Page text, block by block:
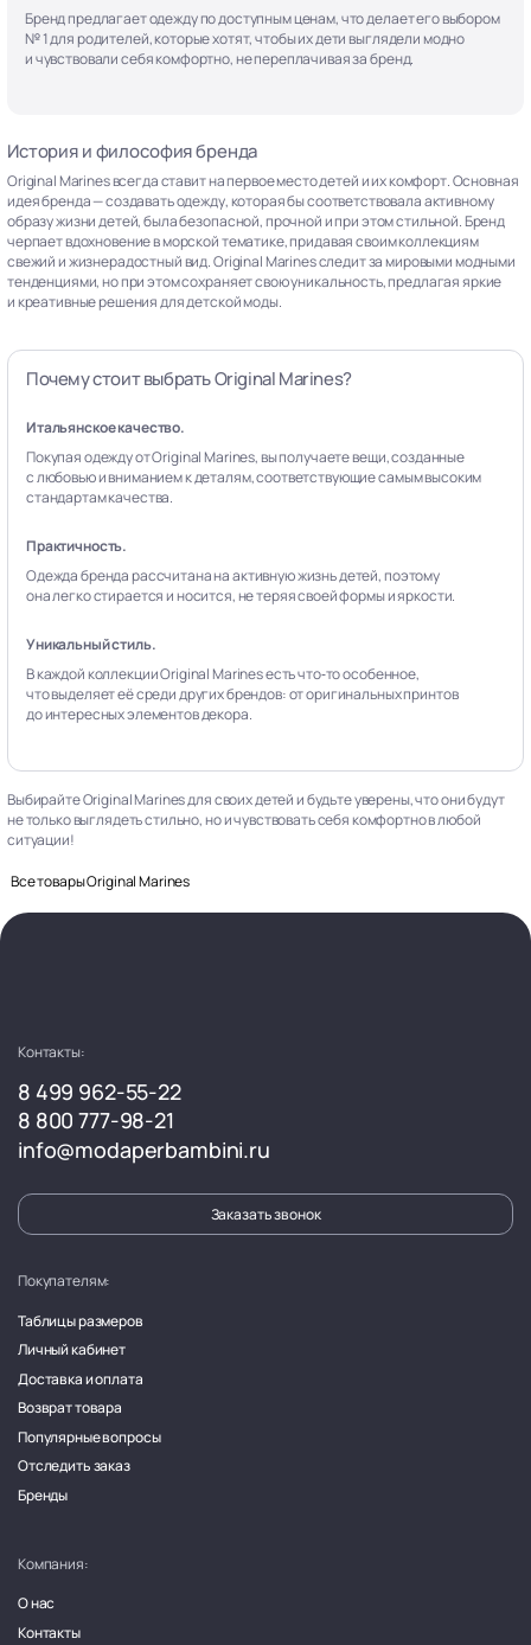
Бренд предлагает одежду по доступным ценам, что делает его выбором
№ 1 для родителей, которые хотят, чтобы их дети выглядели модно
и чувствовали себя комфортно, не переплачивая за бренд.
История и философия бренда
Original Marines всегда ставит на первое место детей и их комфорт. Основная
идея бренда — создавать одежду, которая бы соответствовала активному
образу жизни детей, была безопасной, прочной и при этом стильной. Бренд
черпает вдохновение в морской тематике, придавая своим коллекциям
свежий и жизнерадостный вид. Original Marines следит за мировыми модными
тенденциями, но при этом сохраняет свою уникальность, предлагая яркие
и креативные решения для детской моды.
Почему стоит выбрать Original Marines?
Итальянское качество.
Покупая одежду от Original Marines, вы получаете вещи, созданные
с любовью и вниманием к деталям, соответствующие самым высоким
стандартам качества.
Практичность.
Одежда бренда рассчитана на активную жизнь детей, поэтому
она легко стирается и носится, не теряя своей формы и яркости.
Уникальный стиль.
В каждой коллекции Original Marines есть что‑то особенное,
что выделяет её среди других брендов: от оригинальных принтов
до интересных элементов декора.
Выбирайте Original Marines для своих детей и будьте уверены, что они будут
не только выглядеть стильно, но и чувствовать себя комфортно в любой
ситуации!
Все товары Original Marines
Контакты:
8 499 962-55-22
8 800 777-98-21
info@modaperbambini.ru
Заказать звонок
Покупателям:
Таблицы размеров
Личный кабинет
Доставка и оплата
Возврат товара
Популярные вопросы
Отследить заказ
Бренды
Компания:
О нас
Контакты